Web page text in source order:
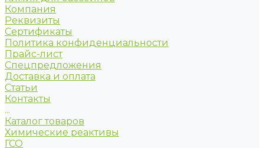
Компания
Реквизиты
Сертификаты
Политика конфиденциальности
Прайс-лист
Спецпредложения
Доставка и оплата
Статьи
Контакты
...
Каталог товаров
Химические реактивы
ГСО